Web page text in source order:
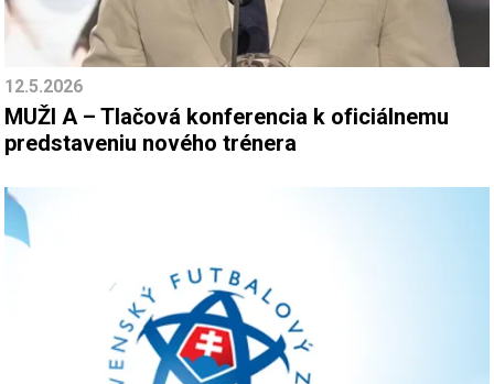
12.5.2026
MUŽI A – Tlačová konferencia k oficiálnemu
predstaveniu nového trénera